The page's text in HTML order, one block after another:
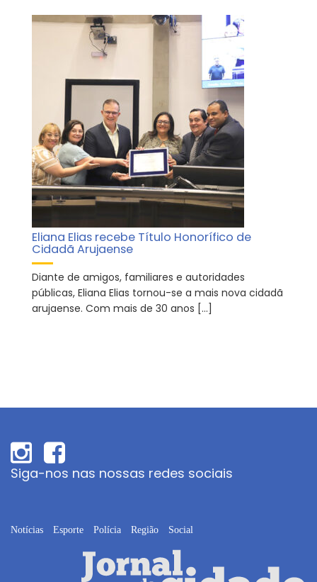
Eliana Elias recebe Título Honorífico de
Cidadã Arujaense
Diante de amigos, familiares e autoridades
públicas, Eliana Elias tornou-se a mais nova cidadã
arujaense. Com mais de 30 anos […]
Siga-nos nas nossas redes sociais
Notícias Esporte Polícia Região Social